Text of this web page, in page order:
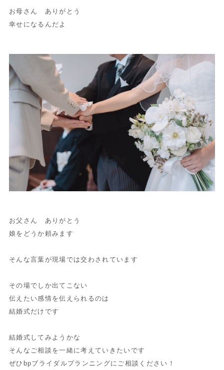
お母さん ありがとう
幸せになるんだよ
お父さん ありがとう
娘をどうか頼みます
そんな言葉が現場では交わされています
その場でしか出てこない
伝えたい感情を伝えられるのは
結婚式だけです
結婚式してみようかな
そんなご相談を一緒に考えていきたいです
ぜひbpブライダルプランニングにご相談ください！